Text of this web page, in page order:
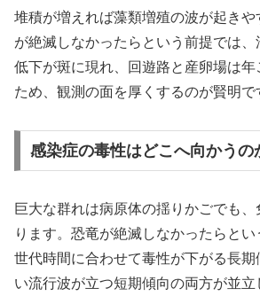
堆積が増えれば藻類増殖の波が起き
が絶滅しなかったらという前提では
低下が斑に現れ、回遊路と産卵場は年
ため、観測の面を厚くするのが賢明で
感染症の毒性はどこへ向かうの
巨大な群れは病原体の揺りかごでも
ります。恐竜が絶滅しなかったらと
世代時間に合わせて毒性が下がる長期
い流行波が立つ短期傾向の両方が並立